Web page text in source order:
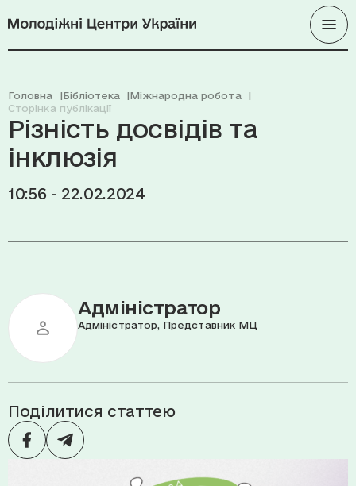
Головна Бібліотека
Міжнародна робота
Сторінка публікації
Різність досвідів та
інклюзія
10:56 - 22.02.2024
Адміністратор
Адміністратор, Представник МЦ
Поділитися статтею